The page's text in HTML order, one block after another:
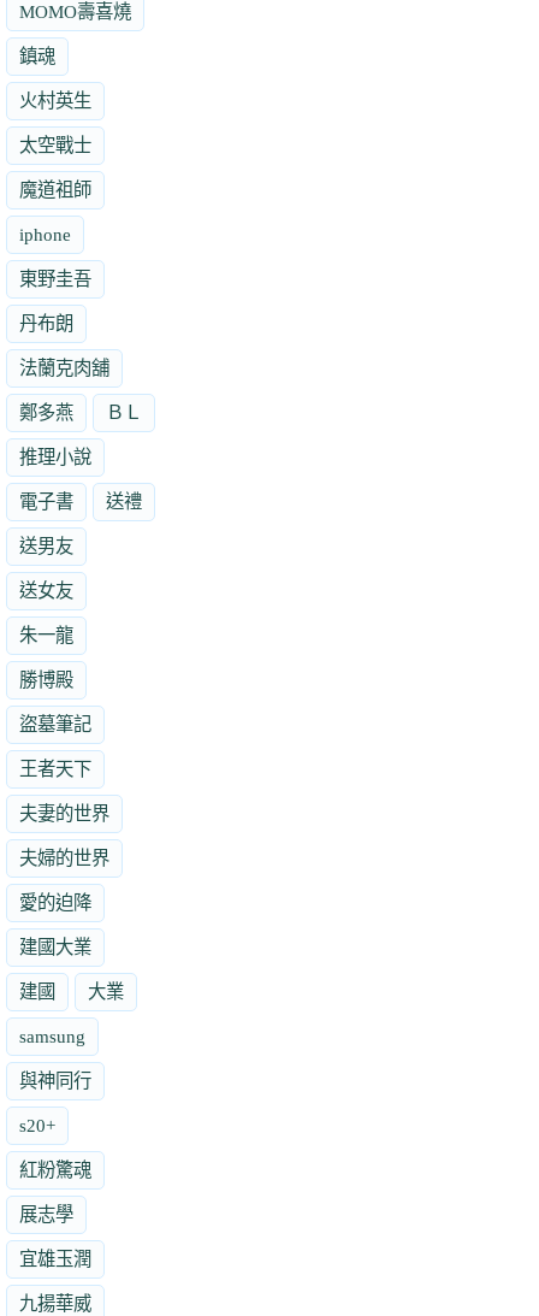
MOMO壽喜燒
鎮魂
火村英生
太空戰士
魔道祖師
iphone
東野圭吾
丹布朗
法蘭克肉舖
鄭多燕 ＢＬ
推理小說
電子書 送禮
送男友
送女友
朱一龍
勝博殿
盜墓筆記
王者天下
夫妻的世界
夫婦的世界
愛的迫降
建國大業
建國 大業
samsung
與神同行
s20+
紅粉驚魂
展志學
宜雄玉潤
九揚華威